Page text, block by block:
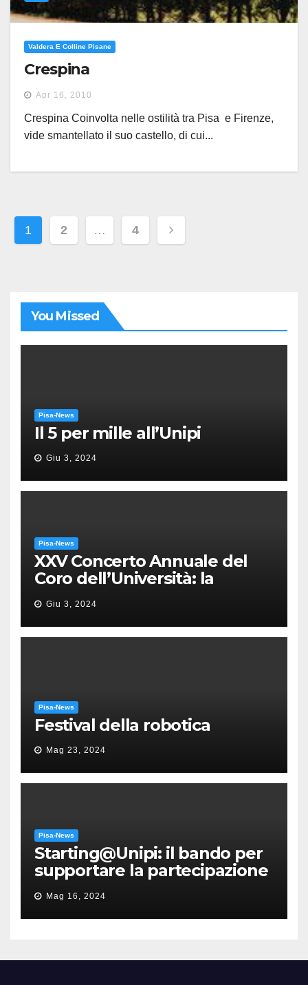
Valdera E Colline Pisane
Crespina
Apr 16, 2010
Crespina Coinvolta nelle ostilità tra Pisa e Firenze,
vide smantellato il suo castello, di cui...
Paginazione
degli
1 2 … 4
You Missed
Pisa-News
Il 5 per mille all’Unipi
Giu 3, 2024
Pisa-News
XXV Concerto Annuale del
Coro dell’Università: la
“Messa in gloria” di Giacomo
Puccini
Giu 3, 2024
Pisa-News
Festival della robotica
Mag 23, 2024
Pisa-News
Starting@Unipi: il bando per
supportare la partecipazione
all’ERC Starting Grant
Mag 16, 2024